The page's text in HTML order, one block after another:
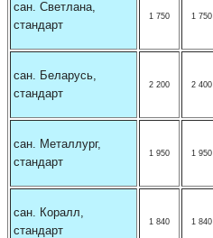
сан. Светлана,
стандарт
1 750 1 750
сан. Беларусь,
стандарт
2 200 2 400
сан. Металлург,
стандарт
1 950 1 950
сан. Коралл,
стандарт
1 840 1 840